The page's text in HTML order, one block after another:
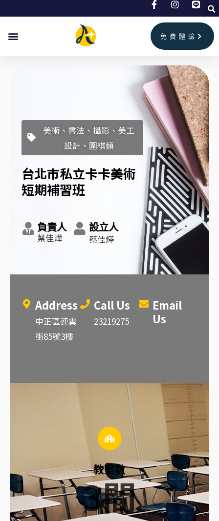
免費體驗
美術、書法、攝影、美工
設計、圍棋類
台北市私立卡卡美術
短期補習班
負責人
蔡佳燁
設立人
蔡佳燁
Address
中正區連雲
街85號3樓
Call Us
23219275
Email
Us
3間
教室數